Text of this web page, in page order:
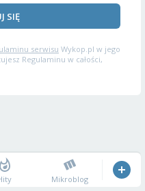
SIĘ
serwisu Wykop.pl w jego
Regulaminu w całości,
Mikroblog